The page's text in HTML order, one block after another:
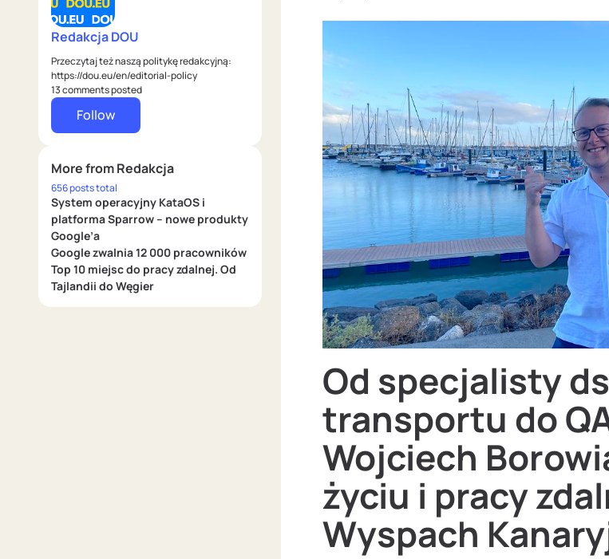
Redakcja DOU
Przeczytaj też naszą politykę redakcyjną:
https://dou.eu/en/editorial-policy
13 comments posted
Follow
More from Redakcja
656 posts total
System operacyjny KataOS i
platforma Sparrow – nowe produkty
Google’a
Google zwalnia 12 000 pracowników
Top 10 miejsc do pracy zdalnej. Od
Tajlandii do Węgier
Od specjalisty
transportu do
Wojciech
życiu i pracy
Wyspach